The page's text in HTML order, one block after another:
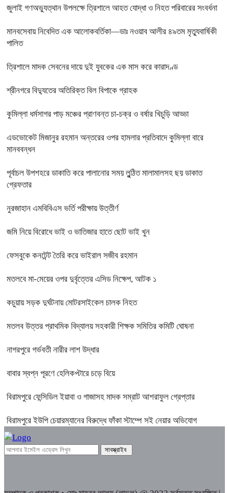
জুলাই গণঅভ্যুত্থান উপলক্ষে ত্রিশালে আহত যোদ্ধা ও নিহত পরিবারের সংবর্ধনা
মানবসেবায় নিবেদিত এক আলোকবর্তিকা—ডাঃ নওয়াব আলীর ৪৯তম মৃত্যুবার্ষিকী
পালিত
ত্রিশালে মাদক সেবনের দায়ে দুই যুবকের এক মাস করে কারাদণ্ড
শ্রীনগরে বিদ্যুতের অতিরিক্ত বিল বিপাকে গ্রাহক
কুমিল্লা ধর্মসাগর পাড় মঞ্চের প্রাণবন্ত চা-চক্র ও বর্ষার খিচুড়ি আড্ডা
এডভোকেট মিজানুর রহমান অন্তরের ওপর হামলার প্রতিবাদে কুমিল্লা বারে
মানববন্ধন
পূর্বাচল উপশহরে ডাকাতি করে পালানোর সময় লুন্ঠিত মালামালসহ ছয় ডাকাত
গ্রেফতার
নুরজাহান এমবিবিএস ভর্তি পরীক্ষায় উত্তীর্ণ
জমি নিয়ে বিরোধে ভাই ও ভাতিজার হাতে ছোট ভাই খুন
ফেসবুকে কনটেন্ট তৈরি করে ভাইরাল সজীব রহমান
মতলবে মা-মেয়ের ওপর দুর্বৃত্তের এসিড নিক্ষেপ, আটক ১
কচুয়ায় সড়ক দুর্ঘটনায় মোটরসাইকেল চালক নিহত
মতলব উত্তর প্রাথমিক বিদ্যালয় সহকারী শিক্ষক সমিতির কমিটি ঘোষনা
নাগরপুরে গর্ভবতী নারীর লাশ উদ্ধার
বাবার স্বপ্ন পূরণে হেলিকপ্টারে চড়ে বিয়ে
বিরামপুরে ফেন্সিডিল ইয়াবা ও গাজাসহ মাদক সম্রাট আশরাফুল গ্রেপ্তার
বিরামপুরে ইউপি চেয়ারম্যানের বিরুদ্ধে ফাঁকা স্টাম্পে সই নেয়ার অভিযোগ